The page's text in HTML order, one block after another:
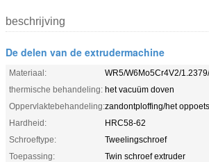
beschrijving
De delen van de extrudermachine
Materiaal:
WR5/W6Mo5Cr4V2/
thermische behandeling: het vacuüm doven
Oppervlaktebehandeling:zandontploffing/het
Hardheid:
HRC58-62
Schroeftype:
Tweelingschroef
Toepassing:
Twin schroef extruder